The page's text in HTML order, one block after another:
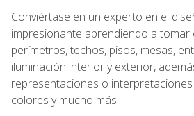
Conviértase en un experto en el
impresionante aprendiendo a tomar
perímetros, techos, pisos, mesas,
iluminación interior y exterior,
representaciones o interpretaciones
colores y mucho más.